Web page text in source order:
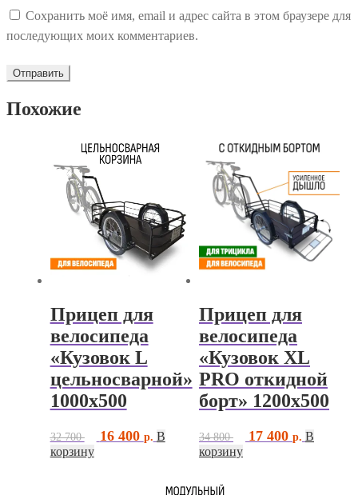
Сохранить моё имя, email и адрес сайта в этом браузере для
последующих моих комментариев.
Похожие
Прицеп для
велосипеда
«Кузовок L
цельносварной»
1000х500
32 700
Первоначальная
16 400
Текущая
В
корзину
Прицеп для
велосипеда
«Кузовок XL
PRO откидной
борт» 1200х500
34 800
Первоначальная
17 400
Текущая
В
корзину